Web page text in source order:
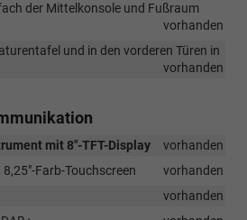
der Mittelkonsole und Fußraum
vorhanden
und in den vorderen Türen in
vorhanden
mit 8"-TFT-Display
vorhanden
Farb-Touchscreen
vorhanden
vorhanden